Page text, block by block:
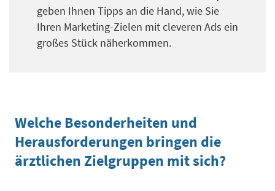
geben Ihnen Tipps an die Hand, wie Sie
Ihren Marketing-Zielen mit cleveren Ads ein
großes Stück näherkommen.
Welche Besonderheiten und
Herausforderungen bringen die
ärztlichen Zielgruppen mit sich?